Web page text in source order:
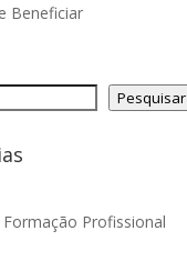
Beneficiar
Pesquisar
Profissional